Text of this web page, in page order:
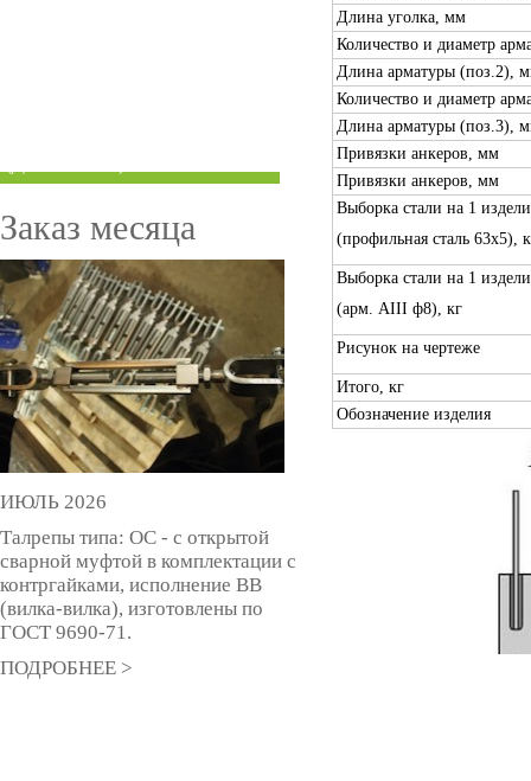
Длина уголка, мм
Количество и диаметр
Длина арматуры (поз.2),
Количество и диаметр
Длина арматуры (поз.3),
Привязки анкеров, мм
Привязки анкеров, мм
Выборка стали на 1
(профильная сталь 63х5),
Выборка стали на 1
(арм. AIII ф8), кг
Рисунок на чертеже
Итого, кг
Обозначение изделия
Заказ месяца
ИЮЛЬ 2026
Талрепы типа: ОС - с открытой
сварной муфтой в комплектации с
контргайками, исполнение ВВ
(вилка-вилка), изготовлены по
ГОСТ 9690-71.
ПОДРОБНЕЕ >